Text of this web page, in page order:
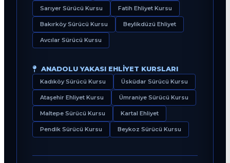
Sarıyer Sürücü Kursu Fatih Ehliyet Kursu
Bakırköy Sürücü Kursu Beylikdüzü Ehliyet
Avcılar Sürücü Kursu
ANADOLU YAKASI EHLIYET KURSLARI
Kadıköy Sürücü Kursu Üsküdar Sürücü Kursu
Ataşehir Ehliyet Kursu Ümraniye Sürücü Kursu
Maltepe Sürücü Kursu Kartal Ehliyet
Pendik Sürücü Kursu Beykoz Sürücü Kursu